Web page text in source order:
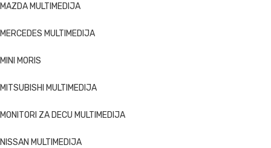
MAZDA MULTIMEDIJA
MERCEDES MULTIMEDIJA
MINI MORIS
MITSUBISHI MULTIMEDIJA
MONITORI ZA DECU MULTIMEDIJA
NISSAN MULTIMEDIJA